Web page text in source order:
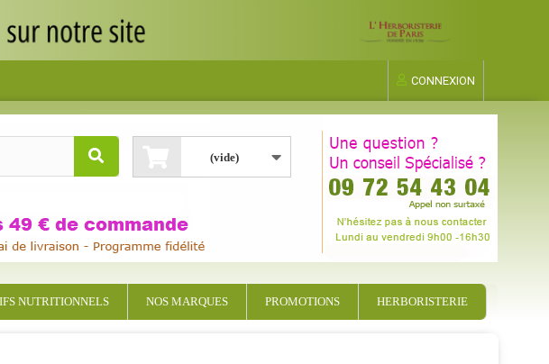
CONNEXION
(vide)
NUTRITIONNELS NOS MARQUES PROMOTIONS HERBORISTERIE